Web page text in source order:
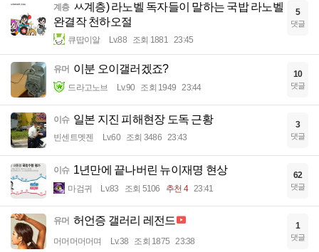
계층 ㅆ계층) 라노벨 독자들이 말하는 국밥 라노벨
완결작 천하오절
큐땁이알 Lv.88 조회 1881 23:45
5
댓글
유머 이분 오이갤러겠죠?
드라고노브 Lv.90 조회 1949 23:44
10
댓글
이슈 일본 지진 피해현장 도독 근황
빈센트멧젠 Lv.60 조회 3486 23:43
3
댓글
이슈 1년만에 끝나버린 뉴이재명 현상
마검귀 Lv.83 조회 5106 추천 4 23:41
62
댓글
유머 허언증 갤러리 레전드
머머머머머며 Lv.38 조회 1875 23:38
1
댓글